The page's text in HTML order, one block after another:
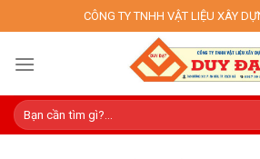
to
content
CÔNG TY TNHH VẬT LIỆU XÂY